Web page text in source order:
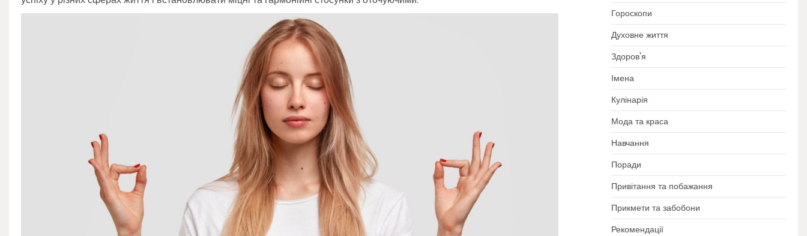
Гороскопи
Духовне життя
Здоров'я
Імена
Кулінарія
Мода та краса
Навчання
Поради
Привітання та побажання
Прикмети та забобони
Рекомендації